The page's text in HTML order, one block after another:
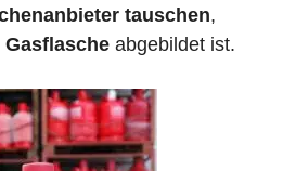
tauschen,
abgebildet ist.